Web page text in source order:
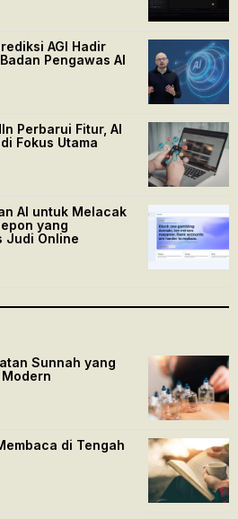
AGI Hadir
Pengawas AI
Perbarui Fitur, AI
Fokus Utama
AI untuk Melacak
yang
Judi Online
Sunnah yang
di Tengah